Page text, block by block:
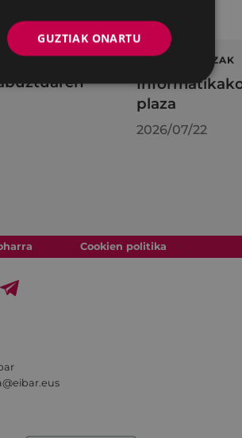
itxita
LAN ESKAINTZAK
plaza
2026/07/22
Cookien politika
GUZTIAK ONARTU